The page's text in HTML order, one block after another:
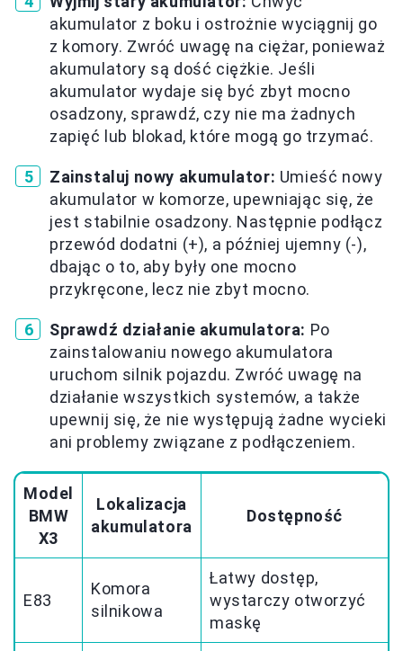
akumulator z boku i ostrożnie wyciągnij go
z komory. Zwróć uwagę na ciężar, ponieważ
akumulatory są dość ciężkie. Jeśli
akumulator wydaje się być zbyt mocno
osadzony, sprawdź, czy nie ma żadnych
zapięć lub blokad, które mogą go trzymać.
Zainstaluj nowy akumulator: Umieść nowy
akumulator w komorze, upewniając się, że
jest stabilnie osadzony. Następnie podłącz
przewód dodatni (+), a później ujemny (-),
dbając o to, aby były one mocno
przykręcone, lecz nie zbyt mocno.
Sprawdź działanie akumulatora: Po
zainstalowaniu nowego akumulatora
uruchom silnik pojazdu. Zwróć uwagę na
działanie wszystkich systemów, a także
upewnij się, że nie występują żadne wycieki
ani problemy związane z podłączeniem.
Model
BMW
X3
Lokalizacja
akumulatora
Dostępność
E83
Komora
silnikowa
Łatwy dostęp,
wystarczy otworzyć
maskę